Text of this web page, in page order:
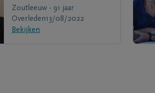
Zoutleeuw - 91 jaar
Overleden13/08/2022
Bekijken